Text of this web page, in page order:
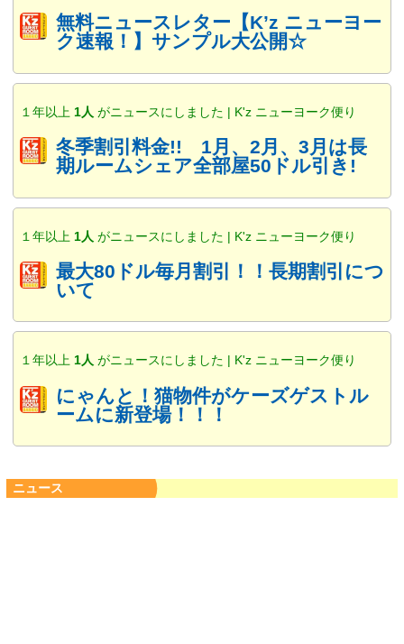
無料ニュースレター【K’z ニューヨー
ク速報！】サンプル大公開☆
１年以上 1人 がニュースにしました | K'z ニューヨーク便り
冬季割引料金!! 1月、2月、3月は長
期ルームシェア全部屋50ドル引き!
１年以上 1人 がニュースにしました | K'z ニューヨーク便り
最大80ドル毎月割引！！長期割引につ
いて
１年以上 1人 がニュースにしました | K'z ニューヨーク便り
にゃんと！猫物件がケーズゲストル
ームに新登場！！！
ニュース